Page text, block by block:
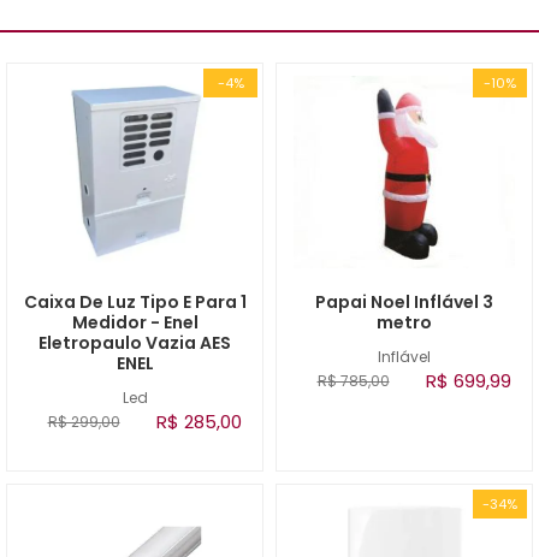
-4%
Led
Caixa De Luz Tipo E Para 1
Medidor - Enel
Eletropaulo Vazia AES
ENEL
R$ 299,00 R$ 285,00
-10%
Inflável
Papai Noel Inflável 3
metro
R$ 785,00 R$ 699,99
-34%